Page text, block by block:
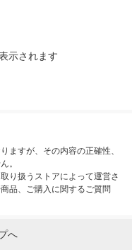
示されます
ますが、その内容の正確性、
。
り扱うストアによって運営さ
品、ご購入に関するご質問
へ